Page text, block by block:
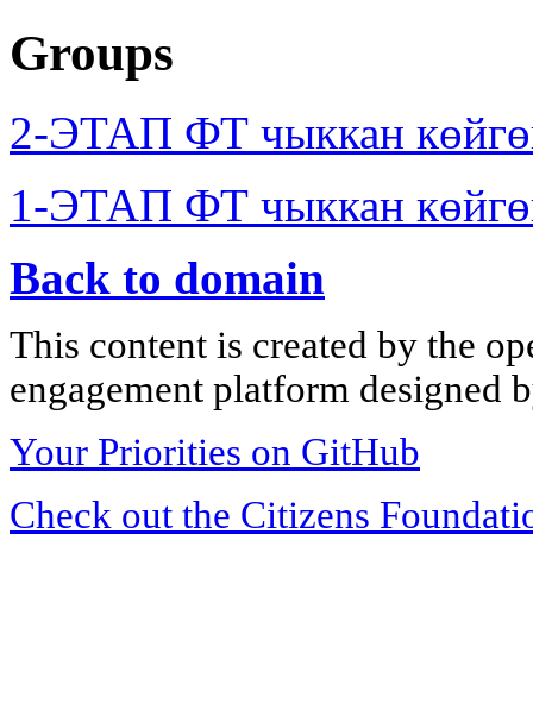
Groups
2-ЭТАП ФТ чыккан
1-ЭТАП ФТ чыккан
Back to domain
This content is created by the
engagement platform designed
Your Priorities on GitHub
Check out the Citizens